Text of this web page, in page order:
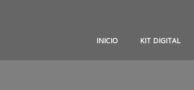
INICIO KIT DIGITAL